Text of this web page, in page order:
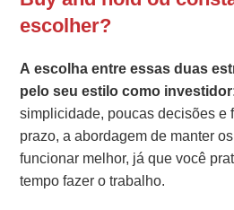
escolher?
A escolha entre essas duas
pelo seu estilo como
simplicidade, poucas decisões e
prazo, a abordagem de manter
funcionar melhor, já que você
tempo fazer o trabalho.